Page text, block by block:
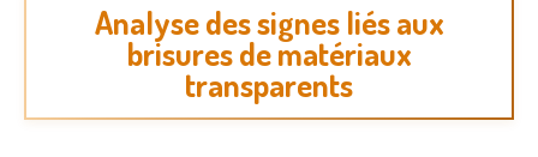
Analyse des signes liés aux
brisures de matériaux
transparents